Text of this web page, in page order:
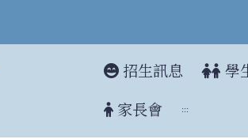
招生訊息 學
家長會 :::